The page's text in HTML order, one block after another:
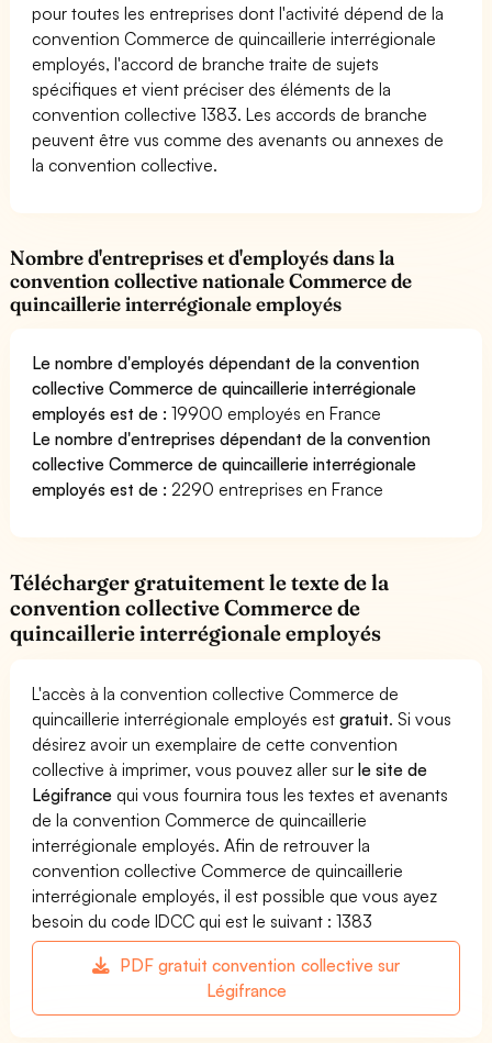
pour toutes les entreprises dont l'activité dépend de la
convention Commerce de quincaillerie interrégionale
employés, l'accord de branche traite de sujets
spécifiques et vient préciser des éléments de la
convention collective 1383. Les accords de branche
peuvent être vus comme des avenants ou annexes de
la convention collective.
Nombre d'entreprises et d'employés dans la
convention collective nationale Commerce de
quincaillerie interrégionale employés
Le nombre d'employés dépendant de la convention
collective Commerce de quincaillerie interrégionale
employés est de :19900 employés en France
Le nombre d'entreprises dépendant de la convention
collective Commerce de quincaillerie interrégionale
employés est de : 2290 entreprises en France
Télécharger gratuitement le texte de la
convention collective Commerce de
quincaillerie interrégionale employés
L'accès à la convention collective Commerce de
quincaillerie interrégionale employés estgratuit. Si vous
désirez avoir un exemplaire de cette convention
collective à imprimer, vous pouvez aller surle site de
Légifrance qui vous fournira tous les textes et avenants
de la convention Commerce de quincaillerie
interrégionale employés. Afin de retrouver la
convention collective Commerce de quincaillerie
interrégionale employés, il est possible que vous ayez
besoin du code IDCC qui est le suivant : 1383
PDF gratuit convention collective sur
Légifrance